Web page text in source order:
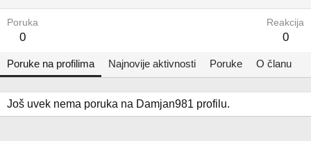
Poruka
0
Reakcija
0
Poruke na profilima Najnovije aktivnosti Poruke O članu
Još uvek nema poruka na Damjan981 profilu.